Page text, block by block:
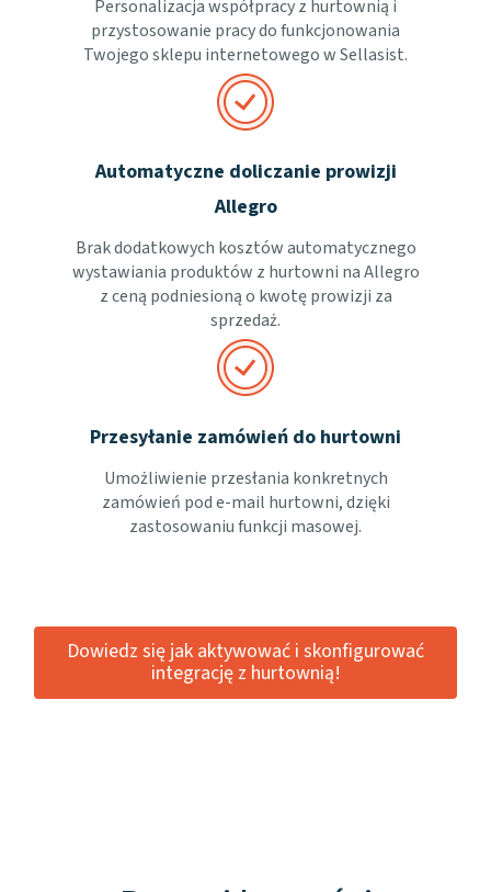
Personalizacja współpracy z hurtownią i
przystosowanie pracy do funkcjonowania
Twojego sklepu internetowego w Sellasist.
Automatyczne doliczanie prowizji
Allegro
Brak dodatkowych kosztów automatycznego
wystawiania produktów z hurtowni na Allegro
z ceną podniesioną o kwotę prowizji za
sprzedaż.
Przesyłanie zamówień do hurtowni
Umożliwienie przesłania konkretnych
zamówień pod e-mail hurtowni, dzięki
zastosowaniu funkcji masowej.
Dowiedz się jak aktywować i skonfigurować
integrację z hurtownią!